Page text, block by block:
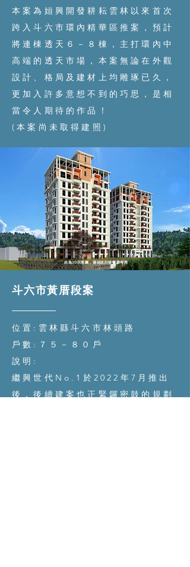
本案為姮興開發耕耘雲林以來首次
跨入斗六市環內精華區推案，預計
將連棟透天６－８棟，主打環內中
高端的透天市場，本案無論在外觀
設計、格局及建材上均雕琢已久，
更加入許多意想不到的巧思，是相
當令人期待的作品！
​(本案尚未取得建照)
此為3D示意圖，僅供設計規畫參考用
斗六市黃厝段案
位置:雲林縣斗六市林頭路
戶數:７５－８０戶
說明:
繼興世代No.1於2022年7月推出
後，後續建案也正緊鑼密鼓的規劃